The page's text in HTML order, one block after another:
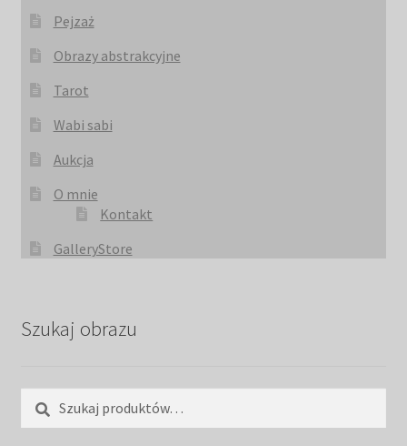
Pejzaż
Obrazy abstrakcyjne
Tarot
Wabi sabi
Aukcja
O mnie
Kontakt
GalleryStore
Szukaj obrazu